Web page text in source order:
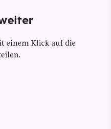
einem Klick auf die